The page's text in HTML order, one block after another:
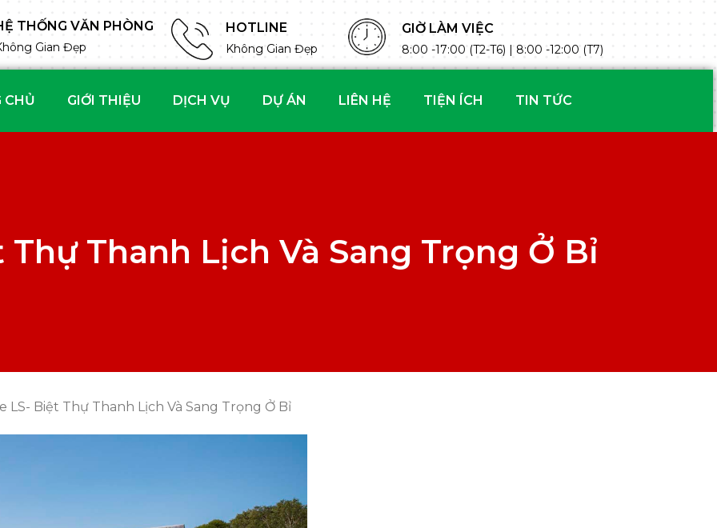
THỐNG VĂN PHÒNG
Gian Đẹp
HOTLINE
Không Gian Đẹp
GIỜ LÀM VIỆC
8:00 -17:00 (T2-T6) | 8:00 -12:00 (T7)
CHỦ GIỚI THIỆU DỊCH VỤ DỰ ÁN LIÊN HỆ TIỆN ÍCH TIN TỨC
Thanh Lịch Và Sang Trọng Ở Bỉ
LS- Biệt Thự Thanh Lịch Và Sang Trọng Ở Bỉ